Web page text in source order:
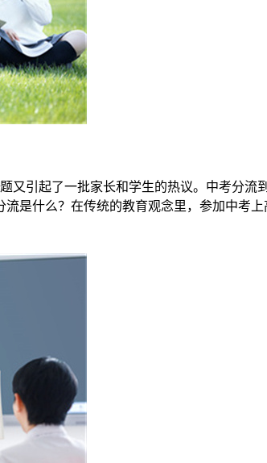
又引起了一批家长和学生的热议。中考分
是什么？在传统的教育观念里，参加中考